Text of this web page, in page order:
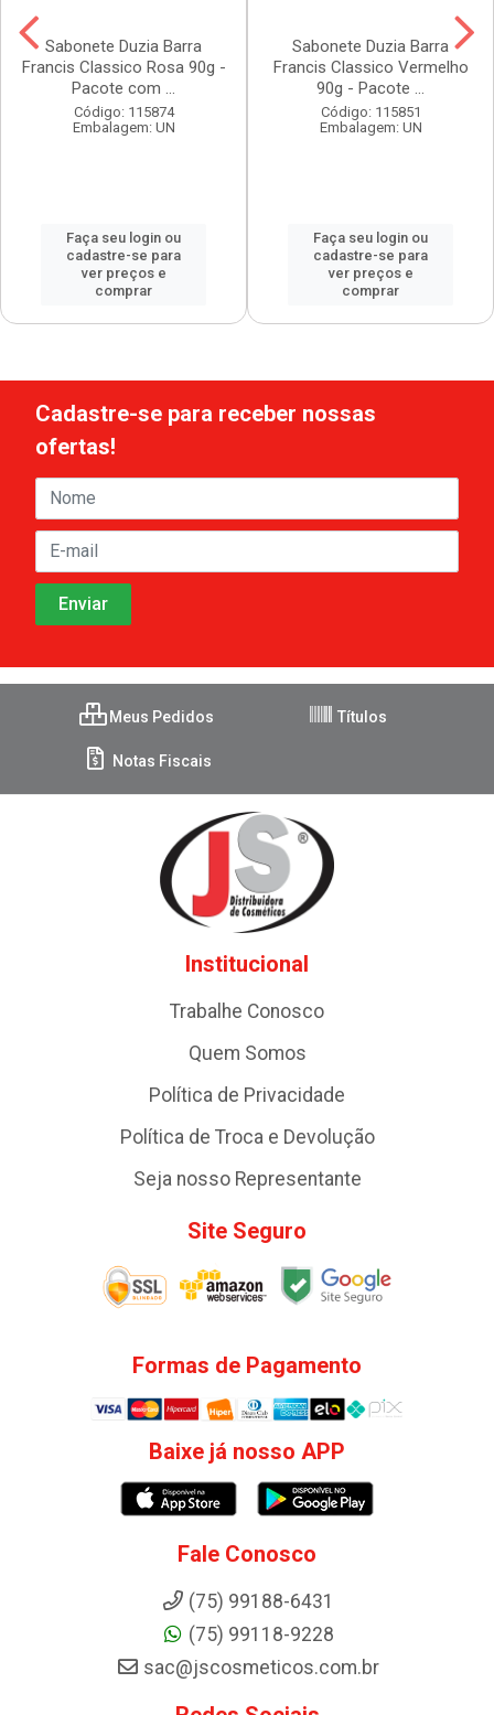
Sabonete Duzia Barra
Francis Classico Rosa 90g -
Pacote com ...
Código: 115874
Embalagem: UN
Faça seu login ou
cadastre-se para
ver preços e
comprar
Sabonete Duzia Barra
Francis Classico Vermelho
90g - Pacote ...
Código: 115851
Embalagem: UN
Faça seu login ou
cadastre-se para
ver preços e
comprar
Cadastre-se para receber nossas
ofertas!
Meus Pedidos Títulos
Notas Fiscais
Institucional
Trabalhe Conosco
Quem Somos
Política de Privacidade
Política de Troca e Devolução
Seja nosso Representante
Site Seguro
Formas de Pagamento
Baixe já nosso APP
Fale Conosco
(75) 99188-6431
(75) 99118-9228
sac@jscosmeticos.com.br